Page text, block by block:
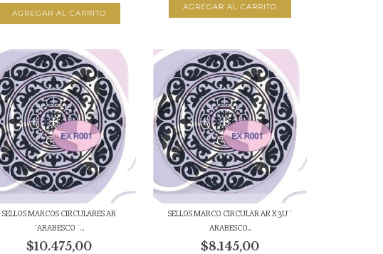
SELLOS MARCOS CIRCULARES AR
¨ARABESCO ¨...
$10.475,00
SELLOS MARCO CIRCULAR AR X 3U ¨
ARABESCO...
$8.145,00